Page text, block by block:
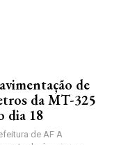
de
da MT-325
dia 18
de AF A